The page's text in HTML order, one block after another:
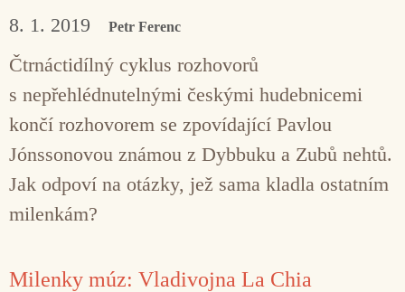
8. 1. 2019 Petr Ferenc
Čtrnáctidílný cyklus rozhovorů
s nepřehlédnutelnými českými hudebnicemi
končí rozhovorem se zpovídající Pavlou
Jónssonovou známou z Dybbuku a Zubů nehtů.
Jak odpoví na otázky, jež sama kladla ostatním
milenkám?
Milenky múz: Vladivojna La Chia